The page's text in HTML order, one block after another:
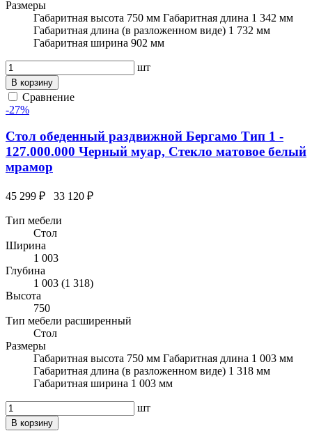
Размеры
Габаритная высота 750 мм Габаритная длина 1 342 мм
Габаритная длина (в разложенном виде) 1 732 мм
Габаритная ширина 902 мм
шт
В корзину
Сравнение
-27%
Стол обеденный раздвижной Бергамо Тип 1 -
127.000.000 Черный муар, Стекло матовое белый
мрамор
45 299 ₽ 33 120 ₽
Тип мебели
Стол
Ширина
1 003
Глубина
1 003 (1 318)
Высота
750
Тип мебели расширенный
Стол
Размеры
Габаритная высота 750 мм Габаритная длина 1 003 мм
Габаритная длина (в разложенном виде) 1 318 мм
Габаритная ширина 1 003 мм
шт
В корзину